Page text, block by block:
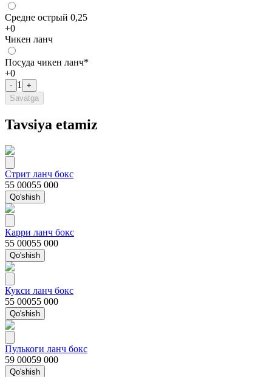
Средне острый 0,25
+0
Чикен ланч
Посуда чикен ланч*
+0
- 1
+
Savatga
Tavsiya etamiz
Стрит ланч бокс
55 00055 000
Qo'shish
Карри ланч бокс
55 00055 000
Qo'shish
Кукси ланч бокс
55 00055 000
Qo'shish
Пулькоги ланч бокс
59 00059 000
Qo'shish